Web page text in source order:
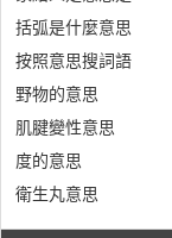
括弧是什麼意思
按照意思搜詞語
野物的意思
肌腱變性意思
度的意思
衛生丸意思